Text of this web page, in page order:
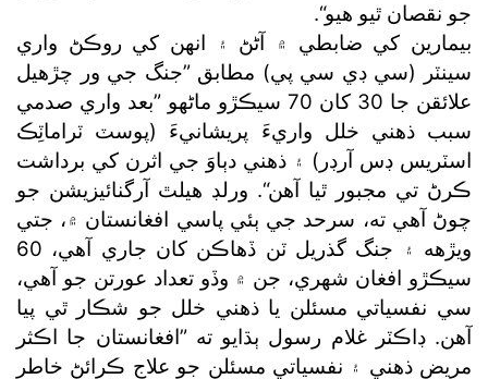
جو نقصان ٿيو هيو“.
بيمارين کي ضابطي ۾ آڻڻ ۽ انهن کي روڪڻ واري
سينٽر (سي ڊي سي پي) مطابق ”جنگ جي ور چڙهيل
علائقن جا 30 کان 70 سيڪڙو ماڻهو ”بعد واري صدمي
سبب ذهني خلل واريءَ پريشانيءَ (پوسٽ ٽراماٽِڪ
اسٽريس ڊس آرڊر) ۽ ذهني دٻاوَ جي اثرن کي برداشت
ڪرڻ تي مجبور ٿيا آهن“. ورلڊ هيلٿ آرگنائيزيشن جو
چوڻ آهي ته، سرحد جي ٻئي پاسي افغانستان ۾، جتي
ويڙهه ۽ جنگ گذريل ٽن ڏهاڪن کان جاري آهي، 60
سيڪڙو افغان شهري، جن ۾ وڏو تعداد عورتن جو آهي،
سي نفسياتي مسئلن يا ذهني خلل جو شڪار ٿي پيا
آهن. ڊاڪٽر غلام رسول ٻڌايو ته ”افغانستان جا اڪثر
مريض ذهني ۽ نفسياتي مسئلن جو علاج ڪرائڻ خاطر